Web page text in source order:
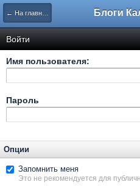
← На главную
Войти
Имя пользователя:
Пароль
Опции
Запомнить меня
Это не рекомендуется для